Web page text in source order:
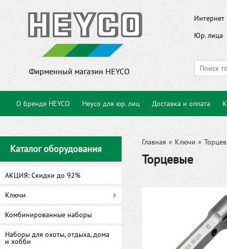
Фирменный магазин HEYCO
Интернет
Юр. лица
О бренде HEYCO Heyco для юр. лиц Доставка и оплата
Каталог оборудования
АКЦИЯ: Скидки до 92%
Ключи
Комбинированные наборы
Наборы для охоты, отдыха, дома
и хобби
Главная » Ключи »
Торцевые